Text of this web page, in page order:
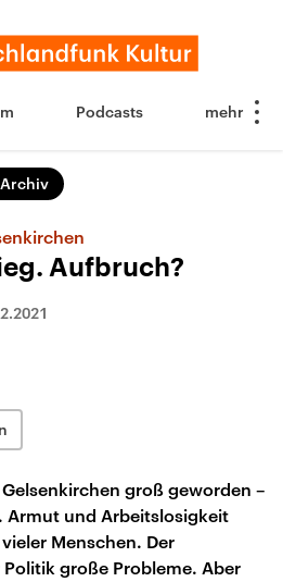
Podcasts
Archiv
Aufbruch?
groß geworden –
Armut und Arbeitslosigkeit
Menschen. Der
große Probleme. Aber